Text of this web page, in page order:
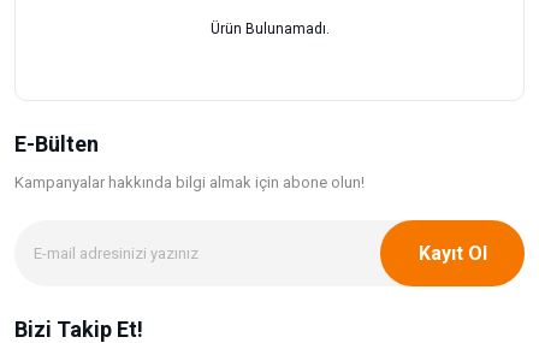
Ürün Bulunamadı.
E-Bülten
Kampanyalar hakkında bilgi almak için abone olun!
Kayıt Ol
Bizi Takip Et!